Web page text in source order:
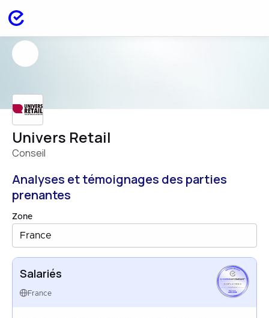
Univers Retail
Conseil
Analyses et témoignages des parties
prenantes
Zone
France
Salariés
France
EMPLOYEES
FRANCE
APR 2024